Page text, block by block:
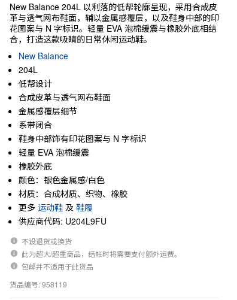
New Balance 204L 以利落的低帮轮廓呈现，采用合成皮
革与透气网布鞋面，辅以金属感覆层，以及鞋身中部的印
花图案与 N 字标识。轻量 EVA 泡棉缓震与橡胶外底相结
合，打造这款吸睛的日常休闲运动鞋。
New Balance
204L
低帮设计
合成皮革与透气网布鞋面
金属感覆层细节
系带闭合
鞋身中部饰有印花图案与 N 字标识
轻量 EVA 泡棉缓震
橡胶外底
颜色：银色金属感/白色
材质：合成材质、织物、橡胶
更多 运动鞋 及 鞋履
供应商代码: U204L9FU
不设退货或换货
此为超大/超重商品，结帐时将需要支付额外运费。
包邮并不适用于此货品
货品编号: 958119